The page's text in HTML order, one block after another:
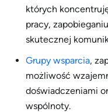
których
pracy,
skutecznej
Grupy wsparcia,
możliwość
doświadczeniami
wspólnoty.